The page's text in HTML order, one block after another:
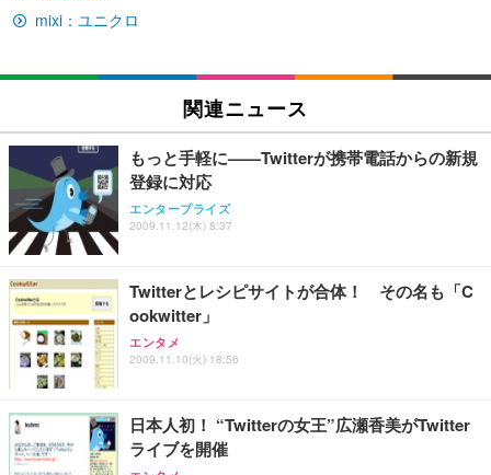
Sezlife オフィスチェア デスクチェア 疲れない テレ
能 人間工学 椅子 腰サポート 90度跳ね上げ式アーム
レスト 3Dヘッドレスト ハンガー付き 高反発クッシ
ョン PCチェア 通気性メッシュ ゲーミング/勉強/事
務用 おしゃれ パソコンチェア (ブラック)
Sezlife オフィスチェア デスクチェア 疲れない テレ
ワーク チェア 強化バックレスト 30度ロッキング機
能 人間工学 椅子 腰サポート 90度跳ね上げ式アーム
ョン PCチェア 通気性メッシュ ゲーミング/勉強/事
務用 おしゃれ パソコンチェア (ホワイト)
ANDWINT オフィスチェア デスクチェア 肘なし メ
ッシュ 通気性 ランバーサポート付き 腰サポート ガ
ス圧無段階昇降 360度回転 キャスター付き コンパク
￥109,572
【純正品】27"ゲーミングモニター DualSense 充電
フック付き（CFI-ZDM1J）
￥49,979
【整備済み品】Dell E2724HS 27インチ 液晶モニタ
ー フルHD（1920×1080）VA 非光沢 HDMI/DisplayP
ort/VGA スピーカー内蔵 高さ調整 スイベル VESA対
【MiniLED/24.5inch/280Hz/FHD】GRAPHT THE S
HOOTER Gaming Monitor 24” Essential ゲーミン
グモニター QD 24.5インチ 1ms FHD 量子ドット 残
ネオ・ルーライフ ネオ・オムツ L 中型犬用 26枚入
￥1,800
Smart Basic(スマートベーシック) 【Amazon.co.jp
限定】 Smart Basic アイリスオーヤマ ペットシーツ
超厚型 お徳用 ワイド 100枚入 (x 1) (ケース販売)
アイリスオーヤマ ペットシーツ 超厚型 お徳用 レギ
ュラー 200枚入【Amazon.co.jp限定】
mixi：ユニクロ
関連ニュース
もっと手軽に——Twitterが携帯電話からの新規
登録に対応
エンタープライズ
2009.11.12(木) 8:37
Twitterとレシピサイトが合体！ その名も「C
ookwitter」
エンタメ
2009.11.10(火) 18:56
日本人初！ “Twitterの女王”広瀬香美がTwitter
ライブを開催